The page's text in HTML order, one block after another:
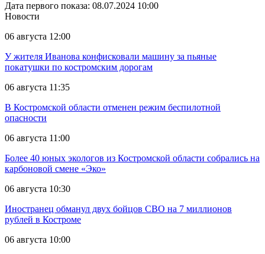
Дата первого показа: 08.07.2024 10:00
Новости
06 августа 12:00
У жителя Иванова конфисковали машину за пьяные
покатушки по костромским дорогам
06 августа 11:35
В Костромской области отменен режим беспилотной
опасности
06 августа 11:00
Более 40 юных экологов из Костромской области собрались на
карбоновой смене «Эко»
06 августа 10:30
Иностранец обманул двух бойцов СВО на 7 миллионов
рублей в Костроме
06 августа 10:00